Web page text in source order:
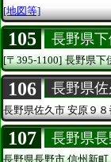
[地図等]
105 長野県
[〒395-1100] 長野県下
106 長野県
長野県佐久市 安原９８
107 長野県
長野県長野市信州新町